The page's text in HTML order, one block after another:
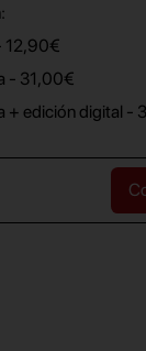
12,90€
- 31,00€
+ edición digital -